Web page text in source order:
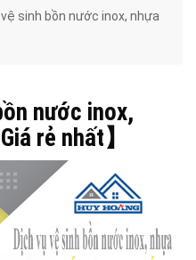
sinh bồn nước inox, nhựa
nước inox,
rẻ nhất】